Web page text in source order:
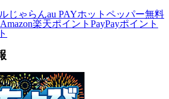
じゃらんau PAYホットペッパー無料
Amazon楽天ポイント PayPayポイント